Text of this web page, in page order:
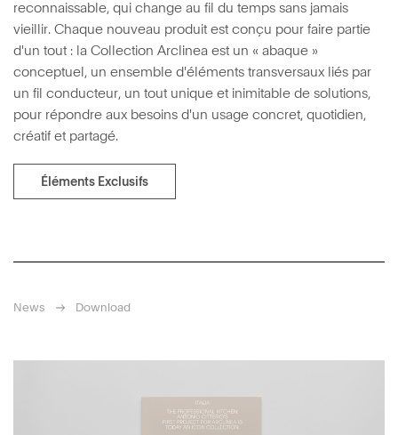
reconnaissable, qui change au fil du temps sans jamais
vieillir. Chaque nouveau produit est conçu pour faire partie
d'un tout : la Collection Arclinea est un « abaque »
conceptuel, un ensemble d'éléments transversaux liés par
un fil conducteur, un tout unique et inimitable de solutions,
pour répondre aux besoins d'un usage concret, quotidien,
créatif et partagé.
Éléments Exclusifs
News Download